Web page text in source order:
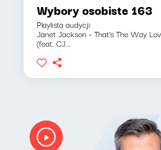
Wybory osobiste 163
Playlista audycji:
Janet Jackson - That's The Way
(feat. CJ...